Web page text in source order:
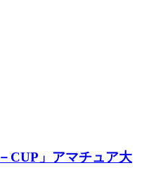
CUP」アマチュア大